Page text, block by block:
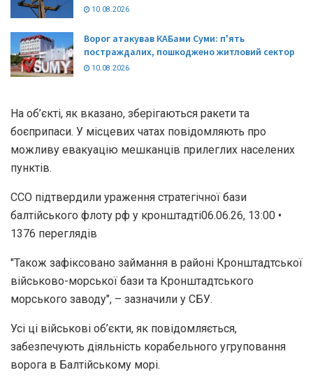
10.08.2026
Ворог атакував КАБами Суми: п'ять
постраждалих, пошкоджено житловий сектор
10.08.2026
На об’єкті, як вказано, зберігаються ракети та
боєприпаси. У місцевих чатах повідомляють про
можливу евакуацію мешканців прилеглих населених
пунктів.
ССО підтвердили ураження стратегічної бази
балтійського флоту рф у кронштадті06.06.26, 13:00 •
1376 переглядiв
"Також зафіксовано займання в районі Кронштадтської
військово-морської бази та Кронштадтського
морського заводу", – зазначили у СБУ.
Усі ці військові об’єкти, як повідомляється,
забезпечують діяльність корабельного угруповання
ворога в Балтійському морі.